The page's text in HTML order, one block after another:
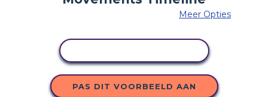
Meer Opties
PAS DIT VOORBEELD AAN